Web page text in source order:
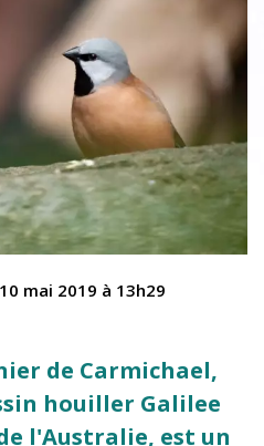
10 mai 2019 à 13h29
de Carmichael,
houiller Galilee
l'Australie, est un